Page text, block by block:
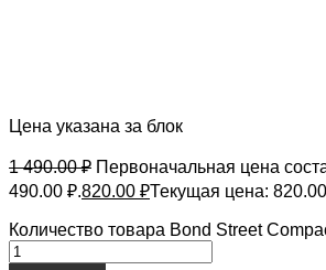
Цена указана за блок
1 490.00₽ Первоначальная цена
490.00 ₽.820.00 ₽Текущая цена:
Количество товара Bond Street